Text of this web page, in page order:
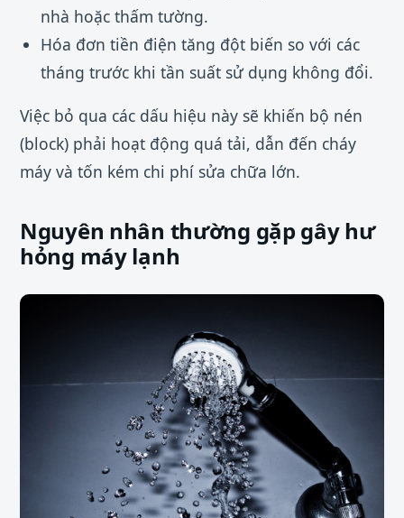
nhà hoặc thấm tường.
Hóa đơn tiền điện tăng đột biến so với các
tháng trước khi tần suất sử dụng không đổi.
Việc bỏ qua các dấu hiệu này sẽ khiến bộ nén
(block) phải hoạt động quá tải, dẫn đến cháy
máy và tốn kém chi phí sửa chữa lớn.
Nguyên nhân thường gặp gây hư
hỏng máy lạnh